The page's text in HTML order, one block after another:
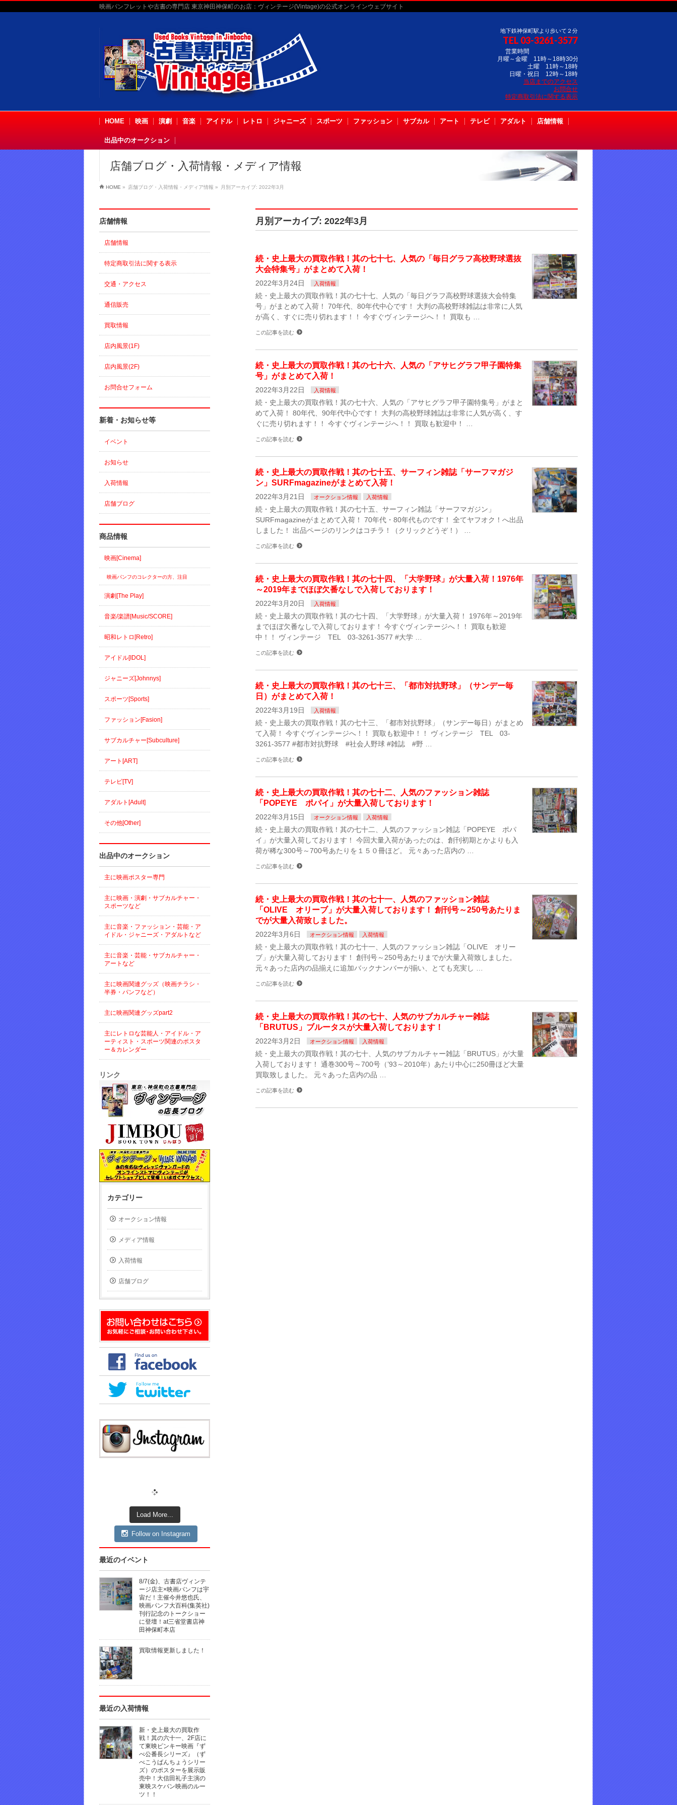
映画パンフレットや古書の専門店 東京神田神保町のお店：ヴィンテージ(Vintage)の公式オンラインウェブサイト
地下鉄神保町駅より歩いて２分
TEL 03-3261-3577
営業時間
月曜～金曜 11時～18時30分
土曜 11時～18時
日曜・祝日 12時～18時
当店までのアクセス
お問合せ
特定商取引法に関する表示
HOME 映画 演劇 音楽 アイドル レトロ ジャニーズ スポーツ ファッション サブカル アート テレビ アダルト 店舗情報
出品中のオークション
店舗ブログ・入荷情報・メディア情報
HOME » 店舗ブログ・入荷情報・メディア情報 » 月別アーカイブ: 2022年3月
月別アーカイブ: 2022年3月
続・史上最大の買取作戦！其の七十七、人気の「毎日グラフ高校野球選抜
大会特集号」がまとめて入荷！
2022年3月24日 入荷情報
続・史上最大の買取作戦！其の七十七、人気の「毎日グラフ高校野球選抜大会特集
号」がまとめて入荷！ 70年代、80年代中心です！ 大判の高校野球雑誌は非常に人気
が高く、すぐに売り切れます！！ 今すぐヴィンテージへ！！ 買取も …
この記事を読む
続・史上最大の買取作戦！其の七十六、人気の「アサヒグラフ甲子園特集
号」がまとめて入荷！
2022年3月22日 入荷情報
続・史上最大の買取作戦！其の七十六、人気の「アサヒグラフ甲子園特集号」がまと
めて入荷！ 80年代、90年代中心です！ 大判の高校野球雑誌は非常に人気が高く、す
ぐに売り切れます！！ 今すぐヴィンテージへ！！ 買取も歓迎中！ …
この記事を読む
続・史上最大の買取作戦！其の七十五、サーフィン雑誌「サーフマガジ
ン」SURFmagazineがまとめて入荷！
2022年3月21日 オークション情報 入荷情報
続・史上最大の買取作戦！其の七十五、サーフィン雑誌「サーフマガジン」
SURFmagazineがまとめて入荷！ 70年代・80年代ものです！ 全てヤフオク！へ出品
しました！ 出品ページのリンクはコチラ！（クリックどうぞ！） …
この記事を読む
続・史上最大の買取作戦！其の七十四、「大学野球」が大量入荷！1976年
～2019年までほぼ欠番なしで入荷しております！
2022年3月20日 入荷情報
続・史上最大の買取作戦！其の七十四、「大学野球」が大量入荷！ 1976年～2019年
までほぼ欠番なしで入荷しております！ 今すぐヴィンテージへ！！ 買取も歓迎
中！！ ヴィンテージ TEL 03-3261-3577 #大学 …
この記事を読む
続・史上最大の買取作戦！其の七十三、「都市対抗野球」（サンデー毎
日）がまとめて入荷！
2022年3月19日 入荷情報
続・史上最大の買取作戦！其の七十三、「都市対抗野球」（サンデー毎日）がまとめ
て入荷！ 今すぐヴィンテージへ！！ 買取も歓迎中！！ ヴィンテージ TEL 03-
3261-3577 #都市対抗野球 #社会人野球 #雑誌 #野 …
この記事を読む
続・史上最大の買取作戦！其の七十二、人気のファッション雑誌
「POPEYE ポパイ」が大量入荷しております！
2022年3月15日 オークション情報 入荷情報
続・史上最大の買取作戦！其の七十二、人気のファッション雑誌「POPEYE ポパ
イ」が大量入荷しております！ 今回大量入荷があったのは、創刊初期とかよりも入
荷が稀な300号～700号あたりを１５０冊ほど。 元々あった店内の …
この記事を読む
続・史上最大の買取作戦！其の七十一、人気のファッション雑誌
「OLIVE オリーブ」が大量入荷しております！ 創刊号～250号あたりま
でが大量入荷致しました。
2022年3月6日 オークション情報 入荷情報
続・史上最大の買取作戦！其の七十一、人気のファッション雑誌「OLIVE オリー
ブ」が大量入荷しております！ 創刊号～250号あたりまでが大量入荷致しました。
元々あった店内の品揃えに追加バックナンバーが揃い、とても充実し …
この記事を読む
続・史上最大の買取作戦！其の七十、人気のサブカルチャー雑誌
「BRUTUS」ブルータスが大量入荷しております！
2022年3月2日 オークション情報 入荷情報
続・史上最大の買取作戦！其の七十、人気のサブカルチャー雑誌「BRUTUS」が大量
入荷しております！ 通巻300号～700号（’93～2010年）あたり中心に250冊ほど大量
買取致しました。 元々あった店内の品 …
この記事を読む
店舗情報
店舗情報
特定商取引法に関する表示
交通・アクセス
通信販売
買取情報
店内風景(1F)
店内風景(2F)
お問合せフォーム
新着・お知らせ等
イベント
お知らせ
入荷情報
店舗ブログ
商品情報
映画[Cinema]
映画パンフのコレクターの方、注目
演劇[The Play]
音楽/楽譜[Music/SCORE]
昭和レトロ[Retro]
アイドル[IDOL]
ジャニーズ[Johnnys]
スポーツ[Sports]
ファッション[Fasion]
サブカルチャー[Subculture]
アート[ART]
テレビ[TV]
アダルト[Adult]
その他[Other]
出品中のオークション
主に映画ポスター専門
主に映画・演劇・サブカルチャー・
スポーツなど
主に音楽・ファッション・芸能・ア
イドル・ジャニーズ・アダルトなど
主に音楽・芸能・サブカルチャー・
アートなど
主に映画関連グッズ（映画チラシ・
半券・パンフなど）
主に映画関連グッズpart2
主にレトロな芸能人・アイドル・ア
ーティスト・スポーツ関連のポスタ
ー＆カレンダー
リンク
カテゴリー
オークション情報
メディア情報
入荷情報
店舗ブログ
Load More...
Follow on Instagram
最近のイベント
8/7(金)、古書店ヴィンテ
ージ店主×映画パンフは宇
宙だ！主催今井悠也氏、
映画パンフ大百科(集英社)
刊行記念のトークショー
に登壇！at三省堂書店神
田神保町本店
買取情報更新しました！
最近の入荷情報
新・史上最大の買取作
戦！其の六十一、2F店に
て東映ピンキー映画『ず
べ公番長シリーズ』（ず
べこうばんちょうシリー
ズ）のポスターを展示販
売中！大信田礼子主演の
東映スケバン映画のルー
ツ！！